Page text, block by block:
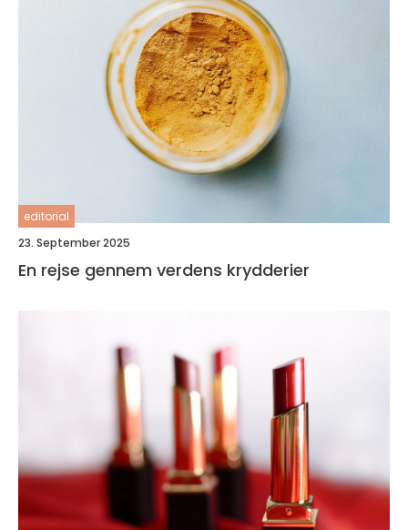
editorial
23. September 2025
En rejse gennem verdens krydderier